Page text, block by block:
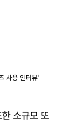
사용 인터뷰'
소규모 또